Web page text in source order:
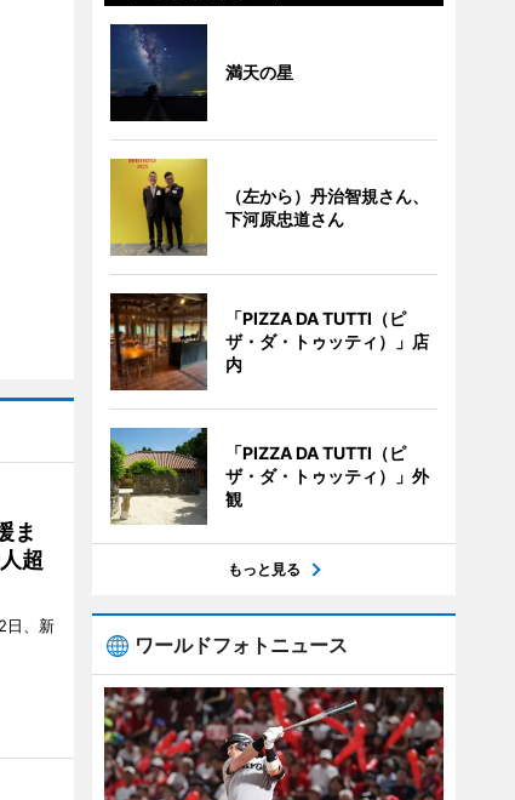
ま
超
日、新
満天の星
（左から）丹治智規さん、
下河原忠道さん
「PIZZA DA TUTTI（ピ
ザ・ダ・トゥッティ）」店
内
「PIZZA DA TUTTI（ピ
ザ・ダ・トゥッティ）」外
観
もっと見る
ワールドフォトニュース